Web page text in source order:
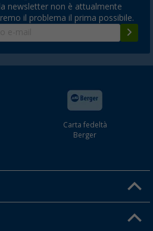
newsletter non è attualmente
il problema il prima possibile.
Carta fedeltà
Berger